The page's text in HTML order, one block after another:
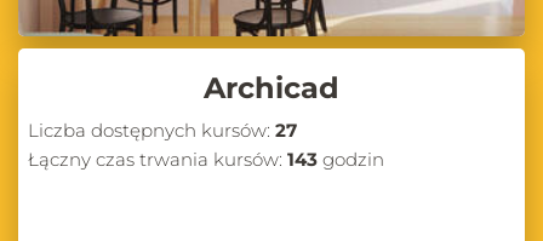
Archicad
Liczba dostępnych kursów: 27
Łączny czas trwania kursów: 143 godzin